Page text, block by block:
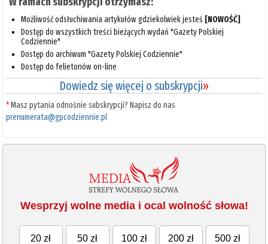
Możliwość odsłuchiwania artykułów gdziekolwiek jesteś [NOWOŚĆ]
Dostęp do wszystkich treści bieżących wydań "Gazety Polskiej
Codziennie"
Dostęp do archiwum "Gazety Polskiej Codziennie"
Dostęp do felietonów on-line
Dowiedz się więcej o subskrypcji»
*Masz pytania odnośnie subskrypcji? Napisz do nas
prenumerata@gpcodziennie.pl
Wesprzyj wolne media i ocal wolność słowa!
20 zł 50 zł 100 zł 200 zł 500 zł